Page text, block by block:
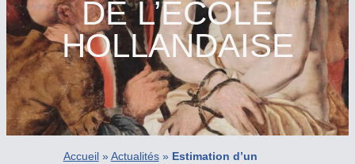
DE L’ÉCOLE
HOLLANDAISE
Accueil»Actualités» Estimation d’un